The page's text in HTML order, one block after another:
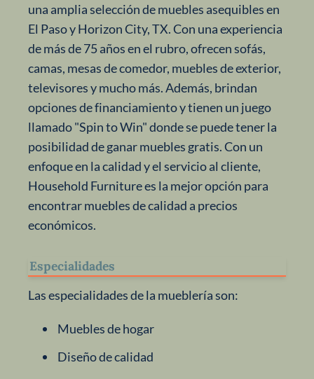
una amplia selección de muebles asequibles en
El Paso y Horizon City, TX. Con una experiencia
de más de 75 años en el rubro, ofrecen sofás,
camas, mesas de comedor, muebles de exterior,
televisores y mucho más. Además, brindan
opciones de financiamiento y tienen un juego
llamado "Spin to Win" donde se puede tener la
posibilidad de ganar muebles gratis. Con un
enfoque en la calidad y el servicio al cliente,
Household Furniture es la mejor opción para
encontrar muebles de calidad a precios
económicos.
Especialidades
Las especialidades de la mueblería son:
Muebles de hogar
Diseño de calidad